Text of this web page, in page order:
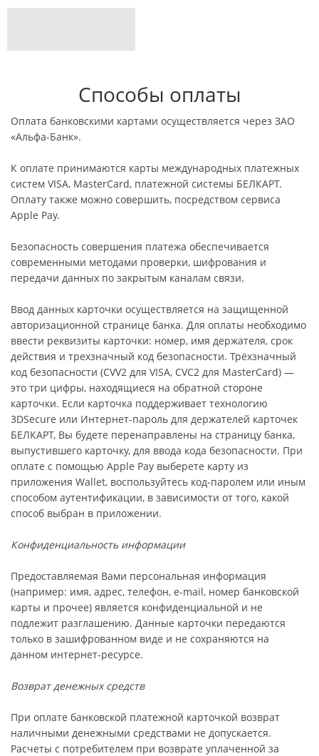
Способы оплаты
Оплата банковскими картами осуществляется через ЗАО
«Альфа-Банк».
К оплате принимаются карты международных платежных
систем VISA, MasterCard, платежной системы БЕЛКАРТ.
Оплату также можно совершить, посредством сервиса
Apple Pay.
Безопасность совершения платежа обеспечивается
современными методами проверки, шифрования и
передачи данных по закрытым каналам связи.
Ввод данных карточки осуществляется на защищенной
авторизационной странице банка. Для оплаты необходимо
ввести реквизиты карточки: номер, имя держателя, срок
действия и трехзначный код безопасности. Трёхзначный
код безопасности (CVV2 для VISA, CVC2 для MasterCard) —
это три цифры, находящиеся на обратной стороне
карточки. Если карточка поддерживает технологию
3DSecure или Интернет-пароль для держателей карточек
БЕЛКАРТ, Вы будете перенаправлены на страницу банка,
выпустившего карточку, для ввода кода безопасности. При
оплате с помощью Apple Pay выберете карту из
приложения Wallet, воспользуйтесь код-паролем или иным
способом аутентификации, в зависимости от того, какой
способ выбран в приложении.
Конфиденциальность информации
Предоставляемая Вами персональная информация
(например: имя, адрес, телефон, e-mail, номер банковской
карты и прочее) является конфиденциальной и не
подлежит разглашению. Данные карточки передаются
только в зашифрованном виде и не сохраняются на
данном интернет-ресурсе.
Возврат денежных средств
При оплате банковской платежной карточкой возврат
наличными денежными средствами не допускается.
Расчеты с потребителем при возврате уплаченной за